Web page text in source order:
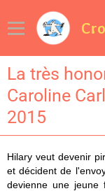
La très
Caroline
2015
Hilary veut devenir
et décident de
devienne une jeune